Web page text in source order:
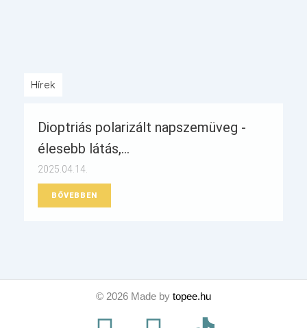
Hírek
Dioptriás polarizált napszemüveg -
élesebb látás,...
2025.04.14.
BŐVEBBEN
© 2026 Made by topee.hu